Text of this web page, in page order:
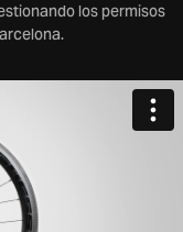
los permisos